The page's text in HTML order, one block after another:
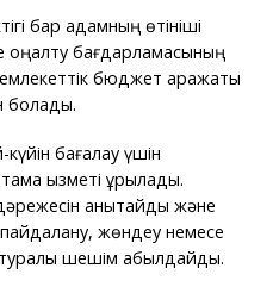
бар адамның өтініші
бағдарламасының
бюджет қаражаты
болады.
бағалау үшін
қызметі құрылады.
анықтайды және
жөндеу немесе
шешім қабылдайды.